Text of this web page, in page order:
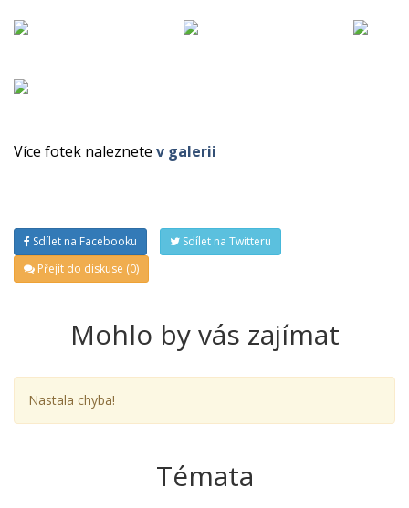
Více fotek naleznete v galerii
Sdílet na Facebooku
Sdílet na Twitteru
Přejít do diskuse (0)
Mohlo by vás zajímat
Nastala chyba!
Témata